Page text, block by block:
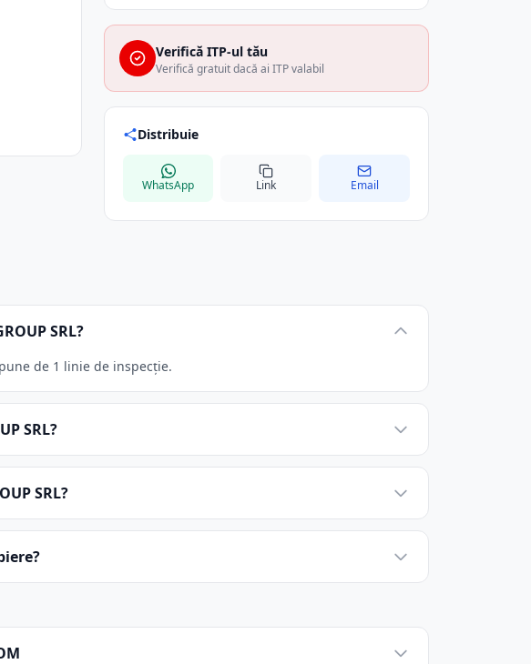
Verifică ITP-ul tău
Verifică gratuit dacă ai ITP valabil
Distribuie
WhatsApp Link Email
SRL?
de 1 linie de inspecție.
SRL?
SRL?